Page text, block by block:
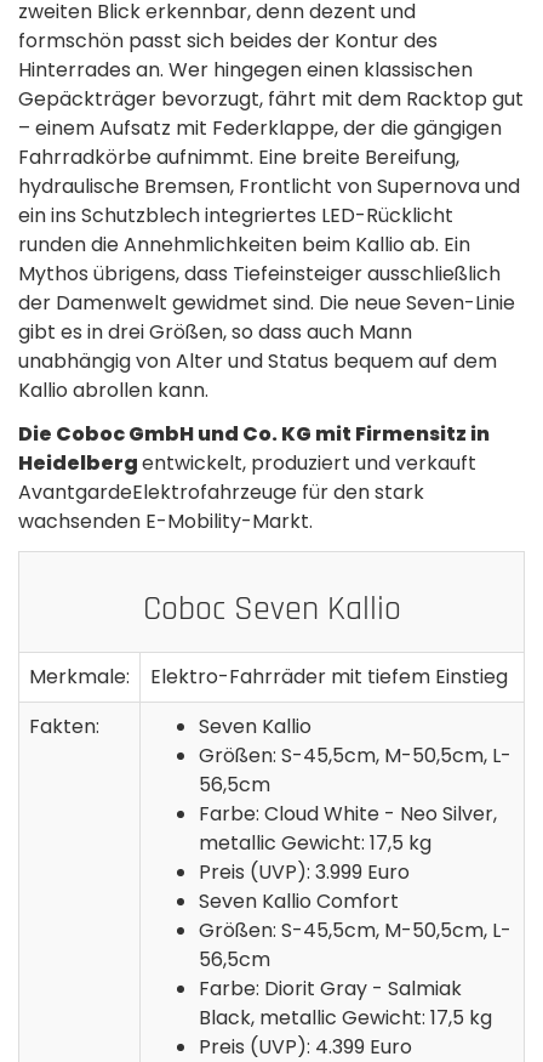
zweiten Blick erkennbar, denn dezent und
formschön passt sich beides der Kontur des
Hinterrades an. Wer hingegen einen klassischen
Gepäckträger bevorzugt, fährt mit dem Racktop gut
– einem Aufsatz mit Federklappe, der die gängigen
Fahrradkörbe aufnimmt. Eine breite Bereifung,
hydraulische Bremsen, Frontlicht von Supernova und
ein ins Schutzblech integriertes LED-Rücklicht
runden die Annehmlichkeiten beim Kallio ab. Ein
Mythos übrigens, dass Tiefeinsteiger ausschließlich
der Damenwelt gewidmet sind. Die neue Seven-Linie
gibt es in drei Größen, so dass auch Mann
unabhängig von Alter und Status bequem auf dem
Kallio abrollen kann.
Die Coboc GmbH und Co. KG mit Firmensitz in
Heidelbergentwickelt, produziert und verkauft
AvantgardeElektrofahrzeuge für den stark
wachsenden E-Mobility-Markt.
Coboc Seven Kallio
Merkmale:
Elektro-Fahrräder mit tiefem Einstieg
Fakten:
Seven Kallio
Größen: S-45,5cm, M-50,5cm, L-
56,5cm
Farbe: Cloud White - Neo Silver,
metallic Gewicht: 17,5 kg
Preis (UVP): 3.999 Euro
Seven Kallio Comfort
Größen: S-45,5cm, M-50,5cm, L-
56,5cm
Farbe: Diorit Gray - Salmiak
Black, metallic Gewicht: 17,5 kg
Preis (UVP): 4.399 Euro